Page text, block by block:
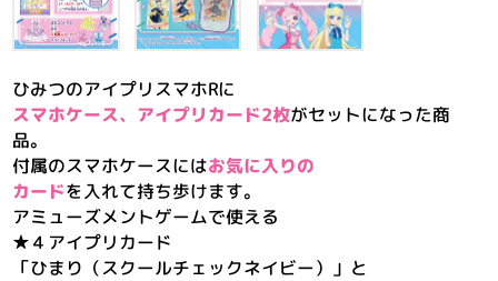
ひみつのアイプリスマホRに
スマホケース、アイプリカード2枚がセットになった商
品。
付属のスマホケースにはお気に入りの
カードを入れて持ち歩けます。
アミューズメントゲームで使える
★４アイプリカード
「ひまり（スクールチェックネイビー）」と